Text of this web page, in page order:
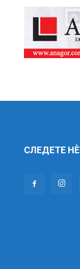
СЛЕДЕТЕ НÈ